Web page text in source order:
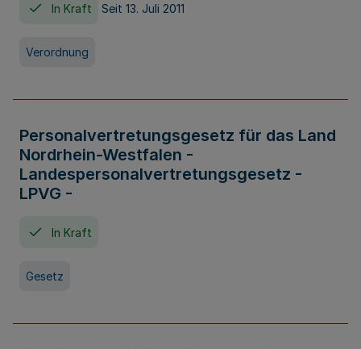
In Kraft Seit 13. Juli 2011
Verordnung
Personalvertretungsgesetz für das Land
Nordrhein-Westfalen -
Landespersonalvertretungsgesetz -
LPVG -
In Kraft
Gesetz